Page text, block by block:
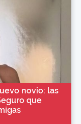
novio: las
que